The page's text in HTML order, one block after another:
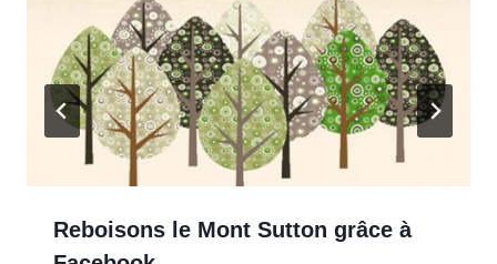
Reboisons le Mont Sutton grâce à